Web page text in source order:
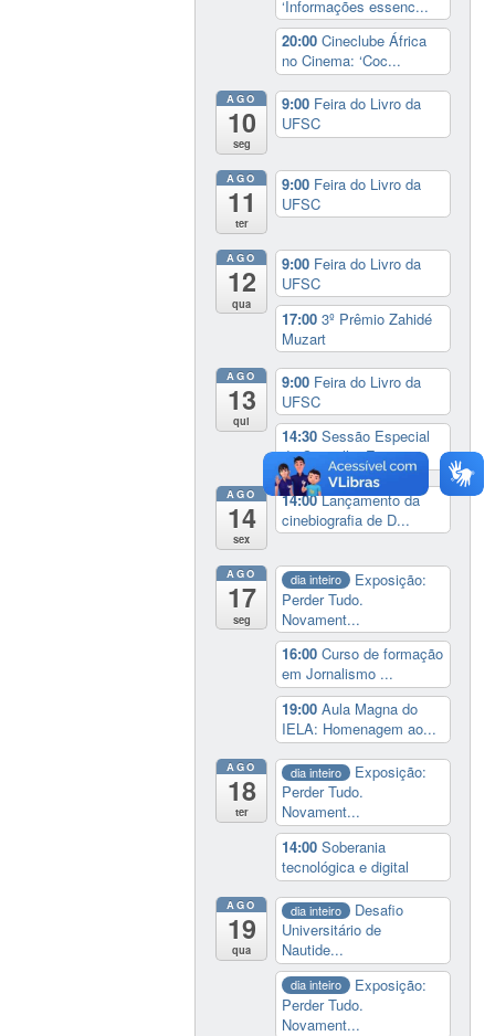
‘Informações essenc...
20:00Cineclube África
no Cinema: ‘Coc...
AGO
10
seg
9:00 Feira do Livro da
UFSC
AGO
11
ter
9:00 Feira do Livro da
UFSC
AGO
12
qua
9:00 Feira do Livro da
UFSC
17:003º Prêmio Zahidé
Muzart
AGO
13
qui
9:00 Feira do Livro da
UFSC
14:30Sessão Especial
do Conselho Esta...
AGO
14
sex
14:00Lançamento da
cinebiografia de D...
AGO
17
seg
dia inteiro
Exposição:
Perder Tudo.
Novament...
16:00Curso de formação
em Jornalismo ...
19:00Aula Magna do
IELA: Homenagem ao...
AGO
18
ter
dia inteiro
Exposição:
Perder Tudo.
Novament...
14:00Soberania
tecnológica e digital
AGO
19
qua
dia inteiro
Desafio
Universitário de
Nautide...
dia inteiro
Exposição:
Perder Tudo.
Novament...